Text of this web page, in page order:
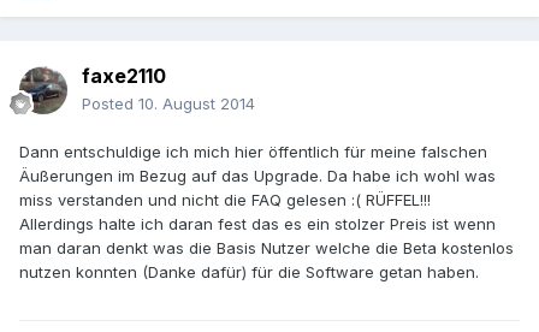
faxe2110
Posted 10. August 2014
Dann entschuldige ich mich hier öffentlich für meine falschen
Äußerungen im Bezug auf das Upgrade. Da habe ich wohl was
miss verstanden und nicht die FAQ gelesen :( RÜFFEL!!!
Allerdings halte ich daran fest das es ein stolzer Preis ist wenn
man daran denkt was die Basis Nutzer welche die Beta kostenlos
nutzen konnten (Danke dafür) für die Software getan haben.